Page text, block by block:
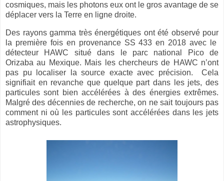
cosmiques, mais les photons eux ont le gros avantage de se
déplacer vers la Terre en ligne droite.
Des rayons gamma très énergétiques ont été observé pour
la première fois en provenance SS 433 en 2018 avec le
détecteur HAWC situé dans le parc national Pico de
Orizaba au Mexique. Mais les chercheurs de HAWC n’ont
pas pu localiser la source exacte avec précision. Cela
signifiait en revanche que quelque part dans les jets, des
particules sont bien accélérées à des énergies extrêmes.
Malgré des décennies de recherche, on ne sait toujours pas
comment ni où les particules sont accélérées dans les jets
astrophysiques.